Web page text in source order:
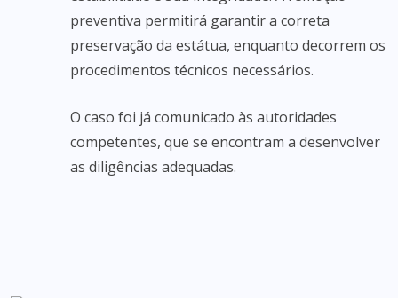
preventiva permitirá garantir a correta
preservação da estátua, enquanto decorrem os
procedimentos técnicos necessários.
O caso foi já comunicado às autoridades
competentes, que se encontram a desenvolver
as diligências adequadas.